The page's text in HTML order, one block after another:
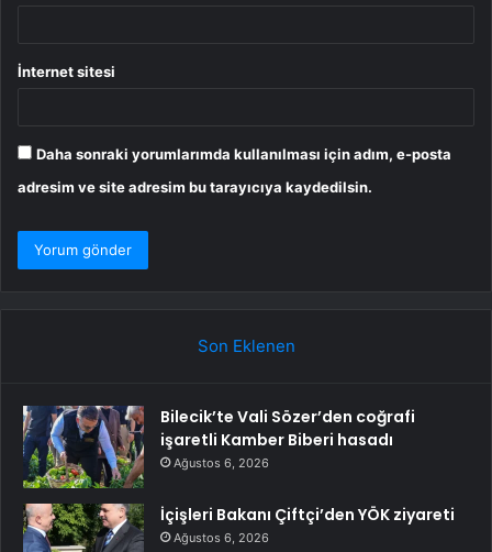
İnternet sitesi
Daha sonraki yorumlarımda kullanılması için adım, e-posta
adresim ve site adresim bu tarayıcıya kaydedilsin.
Son Eklenen
Bilecik’te Vali Sözer’den coğrafi
işaretli Kamber Biberi hasadı
Ağustos 6, 2026
İçişleri Bakanı Çiftçi’den YÖK ziyareti
Ağustos 6, 2026